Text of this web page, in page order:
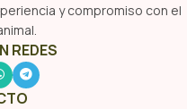
y compromiso con el
REDES